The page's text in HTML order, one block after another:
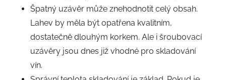
Špatný uzávěr může znehodnotit celý obsah.
Lahev by měla být opatřena kvalitním,
dostatečně dlouhým korkem. Ale i šroubovací
uzávěry jsou dnes již vhodné pro skladování
vín.